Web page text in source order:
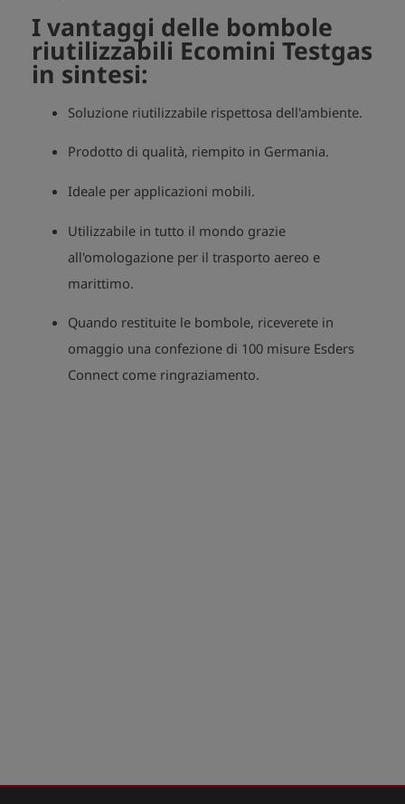
I vantaggi delle bombole
riutilizzabili Ecomini Testgas
in sintesi:
Soluzione riutilizzabile rispettosa dell'ambiente.
Prodotto di qualità, riempito in Germania.
Ideale per applicazioni mobili.
Utilizzabile in tutto il mondo grazie
all'omologazione per il trasporto aereo e
marittimo.
Quando restituite le bombole, riceverete in
omaggio una confezione di 100 misure Esders
Connect come ringraziamento.